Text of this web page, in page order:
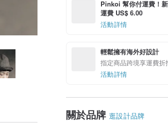
Pinkoi 幫你付運費！
運費 US$ 6.00
活動詳情
輕鬆擁有海外好設計
指定商品跨境享運費折
活動詳情
關於品牌 逛設計品牌